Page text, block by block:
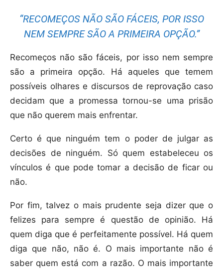
“RECOMEÇOS NÃO SÃO FÁCEIS, POR ISSO
NEM SEMPRE SÃO A PRIMEIRA OPÇÃO.”
Recomeços não são fáceis, por isso nem sempre
são a primeira opção. Há aqueles que temem
possíveis olhares e discursos de reprovação caso
decidam que a promessa tornou-se uma prisão
que não querem mais enfrentar.
Certo é que ninguém tem o poder de julgar as
decisões de ninguém. Só quem estabeleceu os
vínculos é que pode tomar a decisão de ficar ou
não.
Por fim, talvez o mais prudente seja dizer que o
felizes para sempre é questão de opinião. Há
quem diga que é perfeitamente possível. Há quem
diga que não, não é. O mais importante não é
saber quem está com a razão. O mais importante